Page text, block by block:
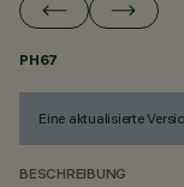
PH67
Eine aktualisierte
BESCHREIBUNG